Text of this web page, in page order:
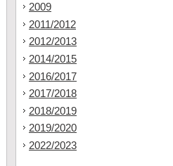
2009
2011/2012
2012/2013
2014/2015
2016/2017
2017/2018
2018/2019
2019/2020
2022/2023